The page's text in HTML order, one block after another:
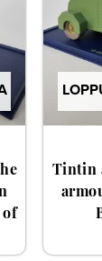
of
Tintin